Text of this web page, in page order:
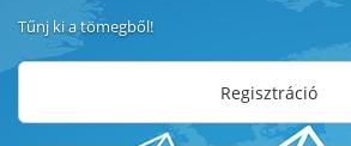
Tűnj ki a tömegből!
Regisztráció